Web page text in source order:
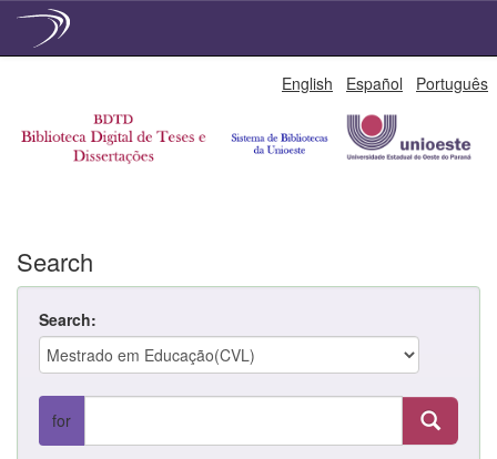
English Español Português
Search
Search:
for